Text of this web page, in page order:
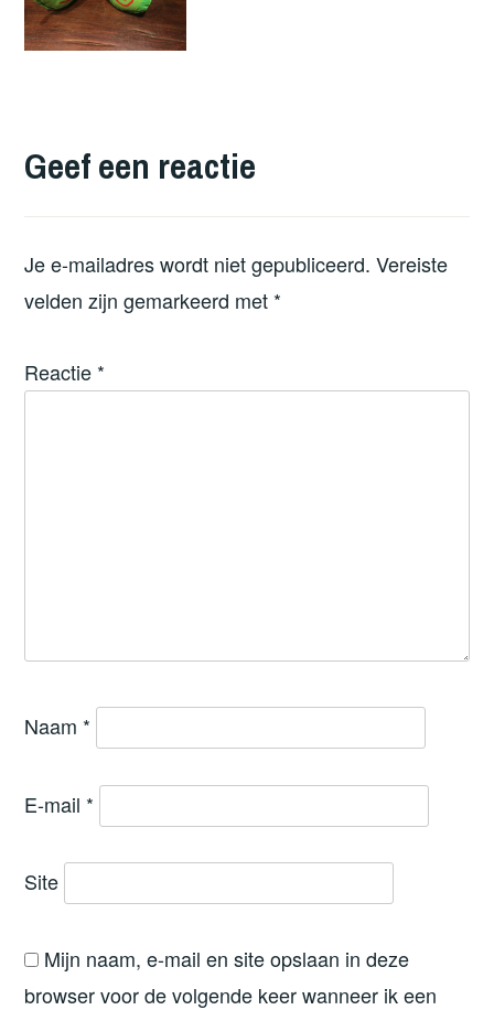
Geef een reactie
Je e-mailadres wordt niet gepubliceerd. Vereiste
velden zijn gemarkeerd met *
Reactie *
Naam *
E-mail *
Site
Mijn naam, e-mail en site opslaan in deze
browser voor de volgende keer wanneer ik een